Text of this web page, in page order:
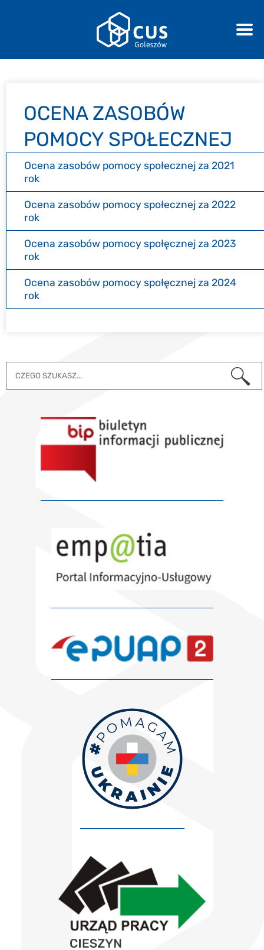
OCENA ZASOBÓW
POMOCY SPOŁECZNEJ
Ocena zasobów pomocy społecznej za 2021
rok
Ocena zasobów pomocy społecznej za 2022
rok
Ocena zasobów pomocy społęcznej za 2023
rok
Ocena zasobów pomocy społęcznej za 2024
rok